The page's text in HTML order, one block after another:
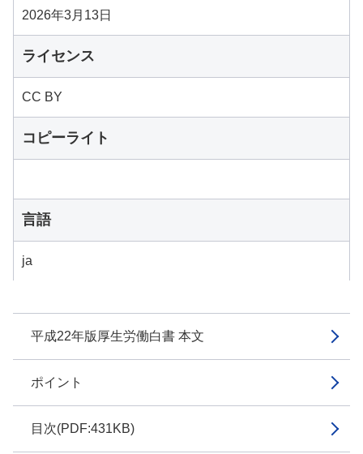
平成22年版厚生労働白書 本文
ポイント
目次(PDF:431KB)
2026年3月13日
ライセンス
CC BY
コピーライト
言語
ja